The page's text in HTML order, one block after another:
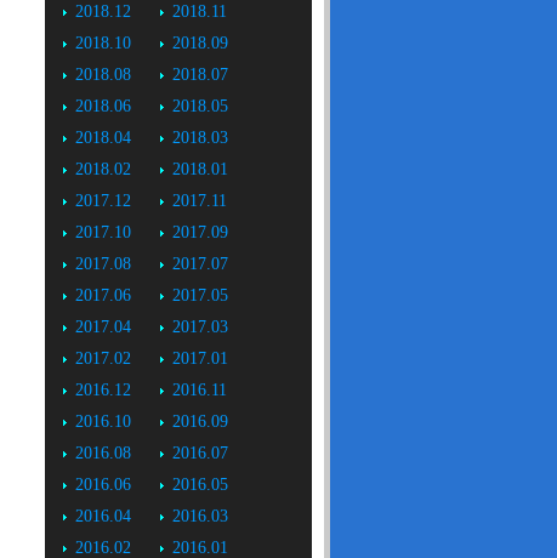
2018.12
2018.11
2018.10
2018.09
2018.08
2018.07
2018.06
2018.05
2018.04
2018.03
2018.02
2018.01
2017.12
2017.11
2017.10
2017.09
2017.08
2017.07
2017.06
2017.05
2017.04
2017.03
2017.02
2017.01
2016.12
2016.11
2016.10
2016.09
2016.08
2016.07
2016.06
2016.05
2016.04
2016.03
2016.02
2016.01